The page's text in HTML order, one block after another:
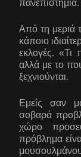
πανεπιστήμια.
Από τη μεριά
κάποιο
εκλογές. «Τι
αλλά με το
ξεχνιούνται.
Εμείς σαν
σοβαρά
χώρο
πρόβλημα